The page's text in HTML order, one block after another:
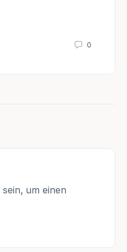
0
sein, um einen